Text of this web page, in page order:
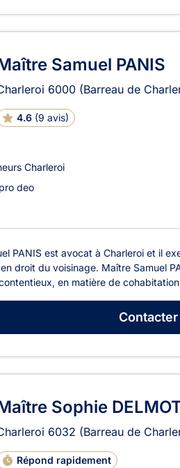
Samuel PANIS
6000 (Barreau de
4.6 (9 avis)
Charleroi
deo
PANIS est avocat à Charleroi et il
droit du voisinage. Maître Samuel
en matière de
Contacter
Sophie
6032 (Barreau de
Répond rapidement